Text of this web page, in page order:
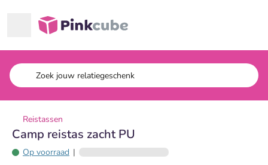
Pinkcube
Reistassen
Camp reistas zacht PU
Op voorraad |